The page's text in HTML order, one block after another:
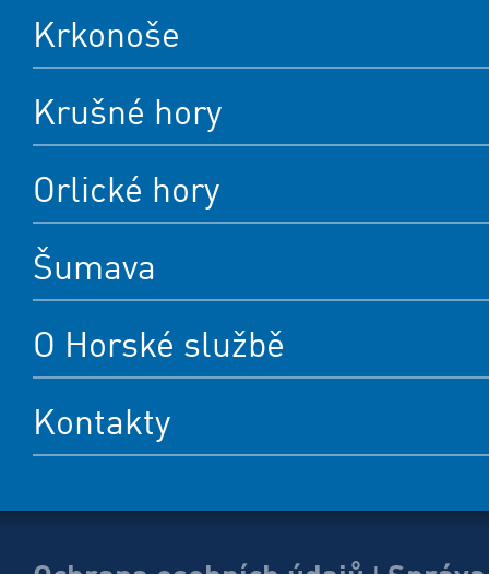
Krkonoše
Krušné hory
Orlické hory
Šumava
O Horské službě
Kontakty